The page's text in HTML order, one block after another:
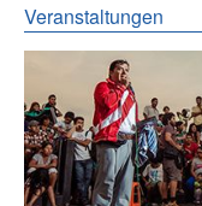
Veranstaltungen